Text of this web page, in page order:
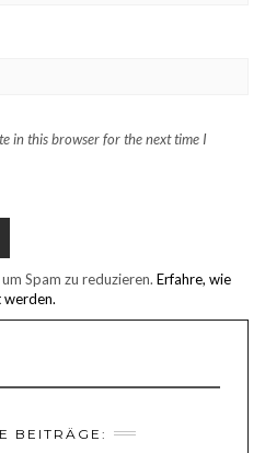
in this browser for the next time I
Spam zu reduzieren. Erfahre, wie
BEITRÄGE: